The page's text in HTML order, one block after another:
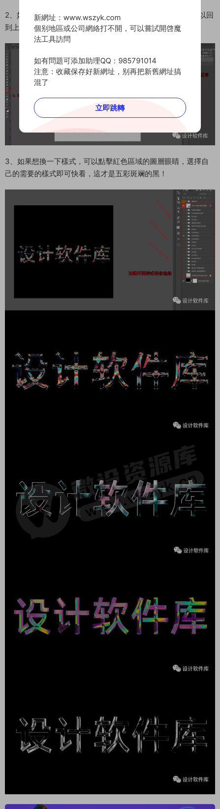
2、如圖所示，替換成自己的字體或者LOGO，保存一下就可以回
到上個頁面看到效果了；
3、如果想換一下樣式，可以點擊紅色區域的圖層眼睛，選擇自
己的需要的樣式即可快看，這才是五彩斑斓的黑！
新網址：www.wszyk.com
個别地區或公司網絡打不開，可以嘗試開啓魔
法工具訪問
如有問題可添加助理QQ：985791014
注意：收藏保存好新網址，别再把新舊網址搞
混了
立即跳轉